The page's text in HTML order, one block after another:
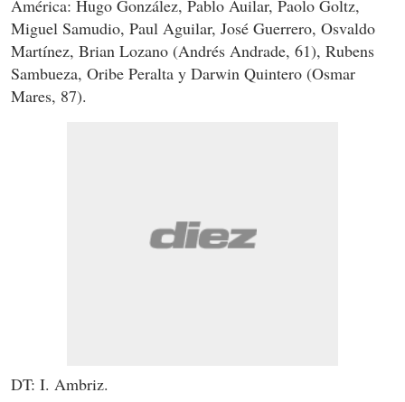
América: Hugo González, Pablo Auilar, Paolo Goltz,
Miguel Samudio, Paul Aguilar, José Guerrero, Osvaldo
Martínez, Brian Lozano (Andrés Andrade, 61), Rubens
Sambueza, Oribe Peralta y Darwin Quintero (Osmar
Mares, 87).
DT: I. Ambriz.